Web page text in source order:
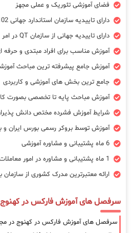
فضای آموزشی تئوریک و عملی مجهز
دارای تاییدیه سازمان استاندارد جهانی ISO1200, IS1102
دارای تاییدیه جهانی از سازمان QT در امر کیفیت آموزش
آموزش مناسب برای افراد مبتدی و حرفه
آموزش جامع پیشرفته ترین مباحث
جامع ترین بخش های آموزشی و کاربردی
آموزش مباحث پایه تا تخصصی بصورت
شرایط آموزش فشرده مختص دانش
آموزش توسط بروکر رسمی بورس ایران و
6 ماه پشتیبانی و مشاوره آموزشی
1 ماه پشتیبانی و مشاوره در امور معاملات
ارائه معتبرترین مدرک کشوری از سازمان
سرفصل های آموزش فارکس در کهنوج